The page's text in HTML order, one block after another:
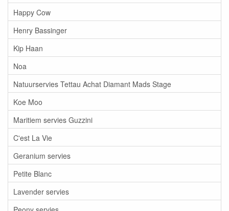
Happy Cow
Henry Bassinger
Kip Haan
Noa
Natuurservies Tettau Achat Diamant Mads Stage
Koe Moo
Maritiem servies Guzzini
C'est La Vie
Geranium servies
Petite Blanc
Lavender servies